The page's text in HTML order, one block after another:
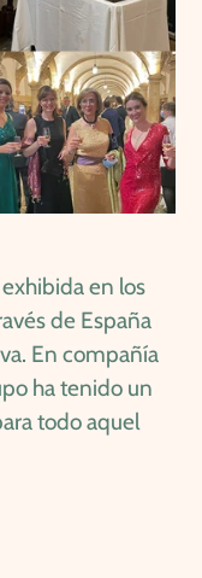
en los
de España
En compañía
ha tenido un
todo aquel